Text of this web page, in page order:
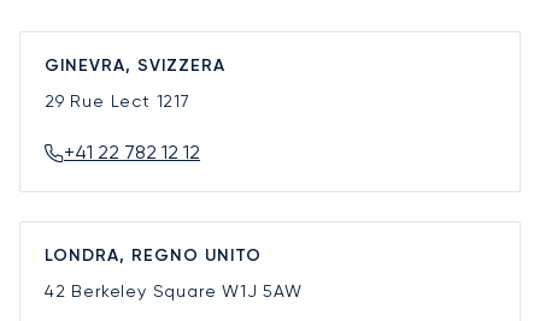
GINEVRA, SVIZZERA
29 Rue Lect 1217
+41 22 782 12 12
LONDRA, REGNO UNITO
42 Berkeley SquareW1J 5AW